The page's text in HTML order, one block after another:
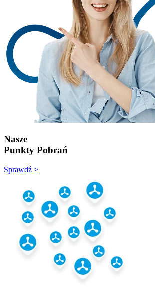
Nasze
Punkty Pobrań
Sprawdź >